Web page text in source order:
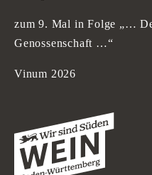
zum 9. Mal in Folge „…
Genossenschaft …“
Vinum 2026